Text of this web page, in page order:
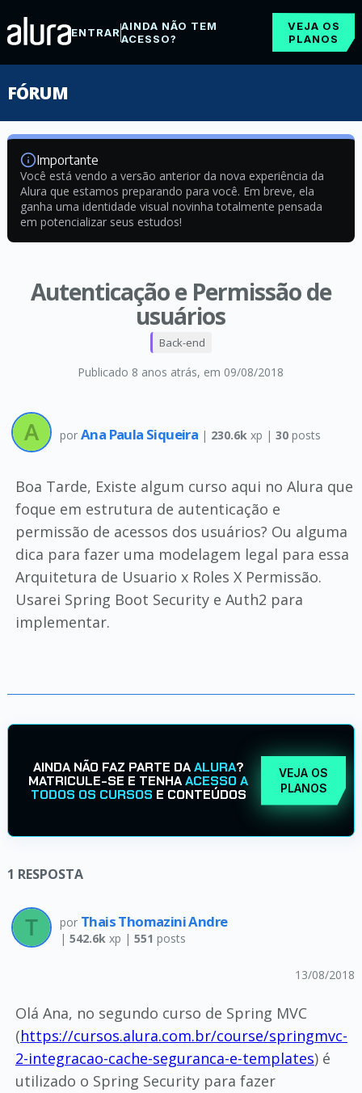
ENTRARAINDA NÃO TEM
ACESSO?
VEJA OS
PLANOS
FÓRUM
Importante
Você está vendo a versão anterior da nova experiência da
Alura que estamos preparando para você. Em breve, ela
ganha uma identidade visual novinha totalmente pensada
em potencializar seus estudos!
Autenticação e Permissão de
usuários
Publicado 8 anos atrás, em 09/08/2018
Back-end
por Ana Paula Siqueira | 230.6k xp | 30posts
Boa Tarde, Existe algum curso aqui no Alura que
foque em estrutura de autenticação e
permissão de acessos dos usuários? Ou alguma
dica para fazer uma modelagem legal para essa
Arquitetura de Usuario x Roles X Permissão.
Usarei Spring Boot Security e Auth2 para
implementar.
AINDA NÃO FAZ PARTE DAALURA?
MATRICULE-SE E TENHAACESSO A
TODOS OS CURSOS E CONTEÚDOS
VEJA OS
PLANOS
1 RESPOSTA
por Thais Thomazini Andre
| 542.6kxp | 551 posts
13/08/2018
Olá Ana, no segundo curso de Spring MVC
(https://cursos.alura.com.br/course/springmvc-
2-integracao-cache-seguranca-e-templates) é
utilizado o Spring Security para fazer